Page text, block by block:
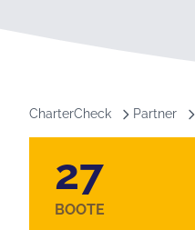
CharterCheck Partner
27
BOOTE